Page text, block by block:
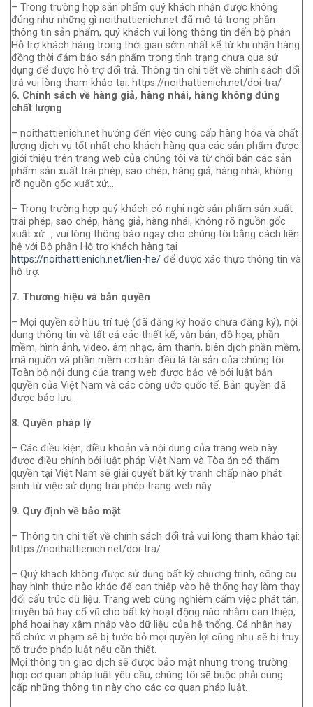
– Trong trường hợp sản phẩm quý khách nhận được không
đúng như những gì noithattienich.net đã mô tả trong phần
thông tin sản phẩm, quý khách vui lòng thông tin đến bộ phận
Hỗ trợ khách hàng trong thời gian sớm nhất kể từ khi nhận hàng
đồng thời đảm bảo sản phẩm trong tình trạng chưa qua sử
dụng để được hỗ trợ đổi trả. Thông tin chi tiết về chính sách đổi
trả vui lòng tham khảo tại: https://noithattienich.net/doi-tra/
6. Chính sách về hàng giả, hàng nhái, hàng không đúng
chất lượng
– noithattienich.net hướng đến việc cung cấp hàng hóa và chất
lượng dịch vụ tốt nhất cho khách hàng qua các sản phẩm được
giới thiệu trên trang web của chúng tôi và từ chối bán các sản
phẩm sản xuất trái phép, sao chép, hàng giả, hàng nhái, không
rõ nguồn gốc xuất xứ…
– Trong trường hợp quý khách có nghi ngờ sản phẩm sản xuất
trái phép, sao chép, hàng giả, hàng nhái, không rõ nguồn gốc
xuất xứ…, vui lòng thông báo ngay cho chúng tôi bằng cách liên
hệ với Bộ phận Hỗ trợ khách hàng tại
https://noithattienich.net/lien-he/ để được xác thực thông tin và
hỗ trợ.
7. Thương hiệu và bản quyền
– Mọi quyền sở hữu trí tuệ (đã đăng ký hoặc chưa đăng ký), nội
dung thông tin và tất cả các thiết kế, văn bản, đồ họa, phần
mềm, hình ảnh, video, âm nhạc, âm thanh, biên dịch phần mềm,
mã nguồn và phần mềm cơ bản đều là tài sản của chúng tôi.
Toàn bộ nội dung của trang web được bảo vệ bởi luật bản
quyền của Việt Nam và các công ước quốc tế. Bản quyền đã
được bảo lưu.
8. Quyền pháp lý
– Các điều kiện, điều khoản và nội dung của trang web này
được điều chỉnh bởi luật pháp Việt Nam và Tòa án có thẩm
quyền tại Việt Nam sẽ giải quyết bất kỳ tranh chấp nào phát
sinh từ việc sử dụng trái phép trang web này.
9. Quy định về bảo mật
– Thông tin chi tiết về chính sách đổi trả vui lòng tham khảo tại:
https://noithattienich.net/doi-tra/
– Quý khách không được sử dụng bất kỳ chương trình, công cụ
hay hình thức nào khác để can thiệp vào hệ thống hay làm thay
đổi cấu trúc dữ liệu. Trang web cũng nghiêm cấm việc phát tán,
truyền bá hay cổ vũ cho bất kỳ hoạt động nào nhằm can thiệp,
phá hoại hay xâm nhập vào dữ liệu của hệ thống. Cá nhân hay
tổ chức vi phạm sẽ bị tước bỏ mọi quyền lợi cũng như sẽ bị truy
tố trước pháp luật nếu cần thiết.
Mọi thông tin giao dịch sẽ được bảo mật nhưng trong trường
hợp cơ quan pháp luật yêu cầu, chúng tôi sẽ buộc phải cung
cấp những thông tin này cho các cơ quan pháp luật.